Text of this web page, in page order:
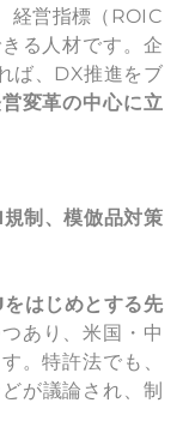
経営指標（ROIC
る人材です。企
ば、DX推進をブ
変革の中心に立
制、模倣品対策
をはじめとする先
あり、米国・中
。特許法でも、
が議論され、制